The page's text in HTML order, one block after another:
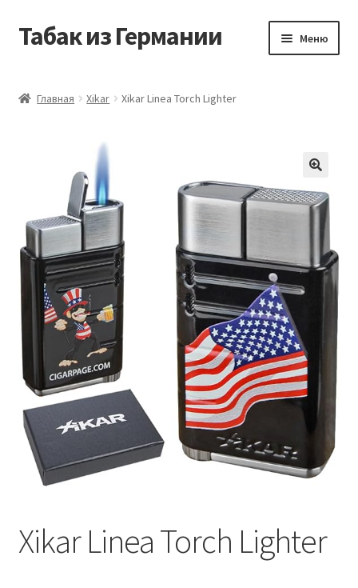
Перейти
Перейти
Табак из Германии Меню
Магазин
Оформление заказа
Табак на заказ
Главная Xikar Xikar Linea Torch Lighter
Xikar Linea Torch Lighter